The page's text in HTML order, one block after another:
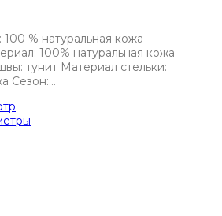
% натуральная кожа
100% натуральная кожа
тунит Материал стельки:
Сезон:…